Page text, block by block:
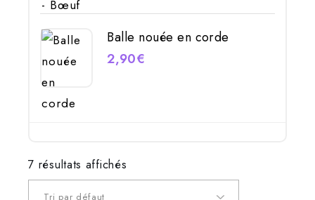
7 résultats affichés
Balle nouée en corde
2,90€